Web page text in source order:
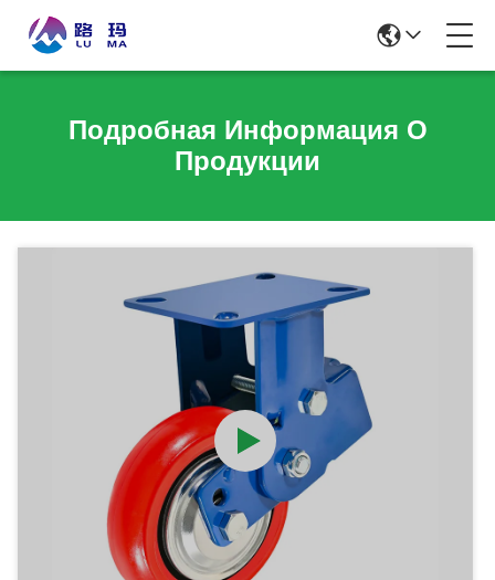
Подробная Информация О
Продукции